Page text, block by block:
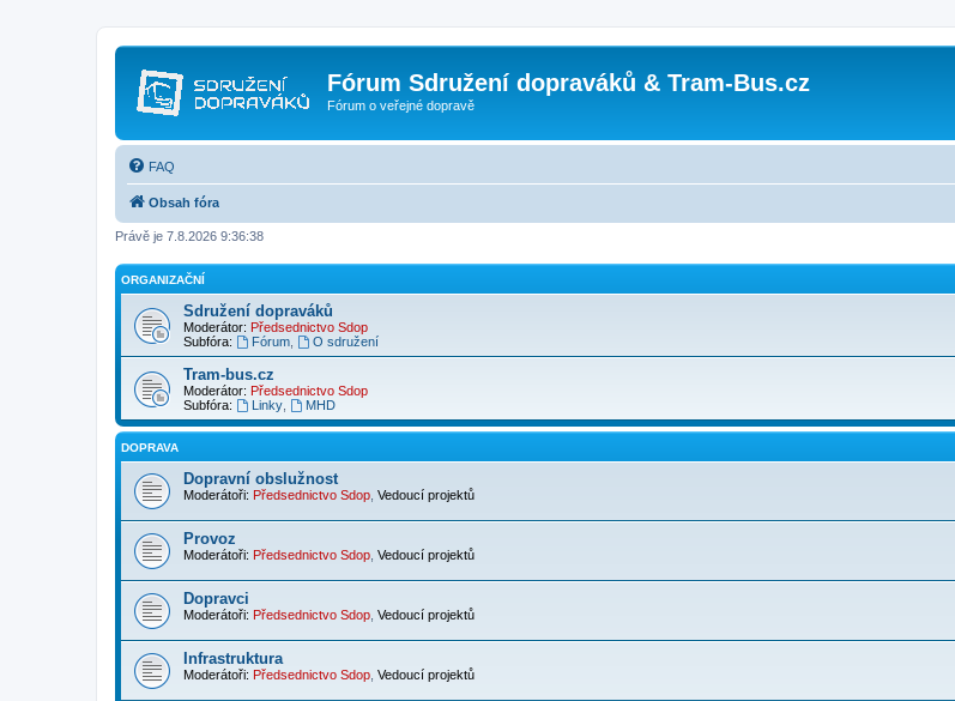
Fórum Sdružení dopraváků & Tram-Bus.cz
Fórum o veřejné dopravě
FAQ
Obsah fóra
Právě je 7.8.2026 9:36:38
ORGANIZAČNÍ
Sdružení dopraváků
Moderátor: Předsednictvo Sdop
Subfóra:
Fórum, O sdružení
Tram-bus.cz
Moderátor: Předsednictvo Sdop
Subfóra:
Linky, MHD
DOPRAVA
Dopravní obslužnost
Moderátoři: Předsednictvo Sdop Vedoucí projektů
Provoz
Moderátoři: Předsednictvo Sdop Vedoucí projektů
Dopravci
Moderátoři: Předsednictvo Sdop Vedoucí projektů
Infrastruktura
Moderátoři: Předsednictvo Sdop Vedoucí projektů